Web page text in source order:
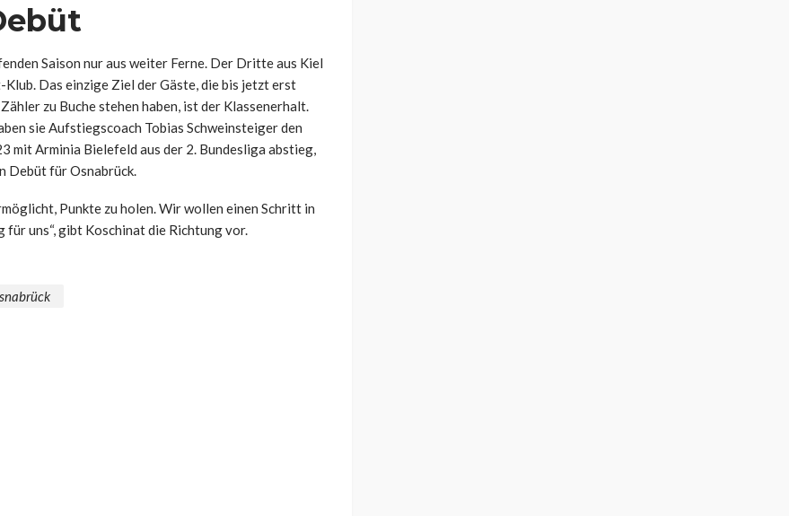
Saison nur aus weiter Ferne. Der Dritte aus Kiel
Das einzige Ziel der Gäste, die bis jetzt erst
zu Buche stehen haben, ist der Klassenerhalt.
sie Aufstiegscoach Tobias Schweinsteiger den
mit Arminia Bielefeld aus der 2. Bundesliga abstieg,
Debüt für Osnabrück.
Punkte zu holen. Wir wollen einen Schritt in
uns“, gibt Koschinat die Richtung vor.